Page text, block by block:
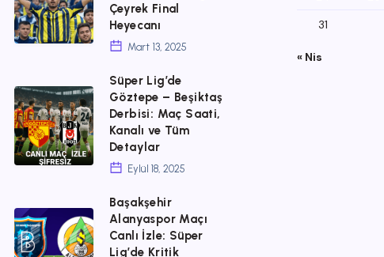
2025
Pazar
Fenerbahçe
Maçı:
Avrupa
Ligi’nde
Çeyrek
Final
Çeyrek Final
Heyecanı
Mart 13, 2025
Süper
Lig’de
Göztepe
–
Derbisi:
Maç
Süper Lig’de
Göztepe – Beşiktaş
Derbisi: Maç Saati,
Kanalı ve Tüm
Detaylar
Eylül 18, 2025
Başakşehir
Alanyaspor
Başakşehir
Alanyaspor Maçı
Canlı İzle: Süper
Lig’de Kritik
31
« Nis